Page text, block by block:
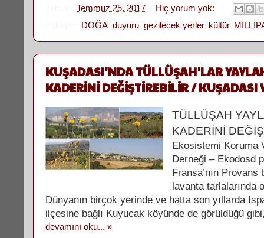
Temmuz 25, 2017
Hiç yorum yok:
DOĞA duyuru gezilecek yerler, kültür,
KUŞADASI'NDA TÜLLÜŞAH'LAR
KADERİNİ DEĞİŞTİREBİLİR / KUŞADASI
TÜLLÜŞAH
KADERİNİ
Ekosistemi Koruma
Derneği – Ekodosd
Fransa’nın Provans
lavanta tarlalarında
Dünyanın birçok yerinde ve hatta son yıllarda
ilçesine bağlı Kuyucak köyünde de görüldüğü
devamını oku... »